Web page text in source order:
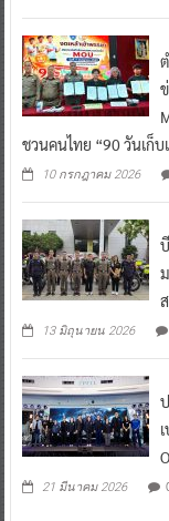
ชวนคนไทย “90 วันเก็
10 กรกฎาคม 2026
13 มิถุนายน 2026
21 มีนาคม 2026